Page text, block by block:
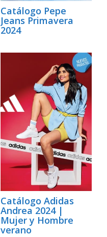
Catálogo Pepe
Jeans Primavera
2024
Catálogo Adidas
Andrea 2024 |
Mujer y Hombre
verano